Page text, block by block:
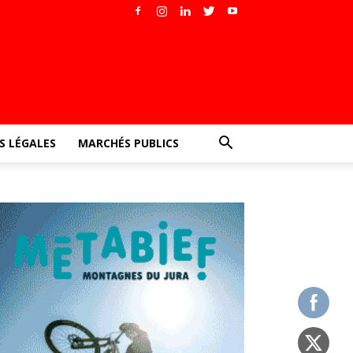
LÉGALES MARCHÉS PUBLICS